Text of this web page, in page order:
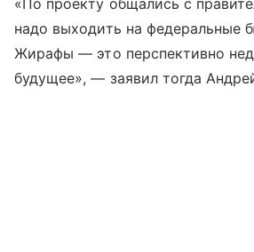
надо выходить на федеральные
Жирафы — это перспективно
будущее», — заявил тогда